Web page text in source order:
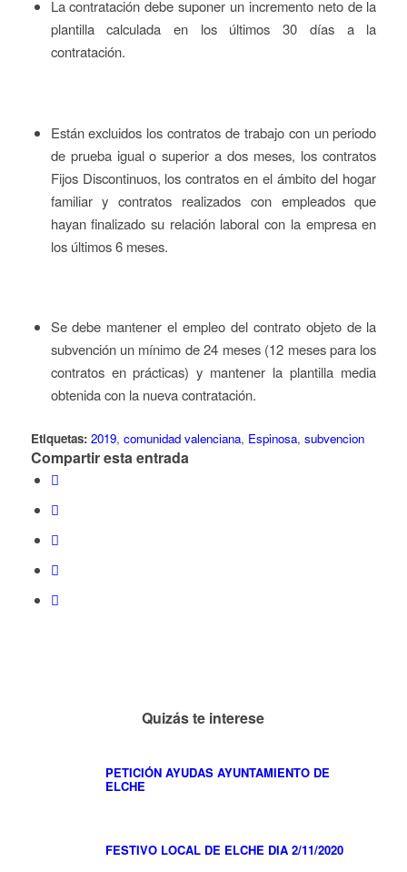
La contratación debe suponer un incremento neto de la
plantilla calculada en los últimos 30 días a la
contratación.
Están excluidos los contratos de trabajo con un periodo
de prueba igual o superior a dos meses, los contratos
Fijos Discontinuos, los contratos en el ámbito del hogar
familiar y contratos realizados con empleados que
hayan finalizado su relación laboral con la empresa en
los últimos 6 meses.
Se debe mantener el empleo del contrato objeto de la
subvención un mínimo de 24 meses (12 meses para los
contratos en prácticas) y mantener la plantilla media
obtenida con la nueva contratación.
Etiquetas: 2019, comunidad valenciana, Espinosa, subvencion
Compartir esta entrada
Quizás te interese
PETICIÓN AYUDAS AYUNTAMIENTO DE
ELCHE
FESTIVO LOCAL DE ELCHE DIA 2/11/2020